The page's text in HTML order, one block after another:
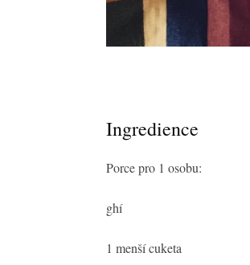
Ingredience
Porce pro 1 osobu:
ghí
1 menší cuketa